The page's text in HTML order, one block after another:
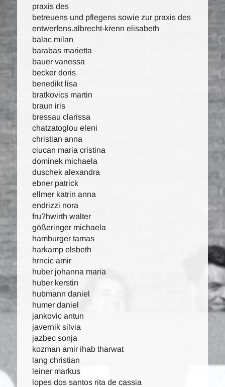
praxis des
betreuens und pflegens sowie zur praxis des
entwerfens.albrecht-krenn elisabeth
balac milan
barabas marietta
bauer vanessa
becker doris
benedikt lisa
bratkovics martin
braun iris
bressau clarissa
chatzatoglou eleni
christian anna
ciucan maria cristina
dominek michaela
duschek alexandra
ebner patrick
ellmer katrin anna
endrizzi nora
fru?hwirth walter
gößeringer michaela
hamburger tamas
harkamp elsbeth
hrncic amir
huber johanna maria
huber kerstin
hubmann daniel
humer daniel
jankovic antun
javernik silvia
jazbec sonja
kozman amir ihab tharwat
lang christian
leiner markus
lopes dos santos rita de cassia